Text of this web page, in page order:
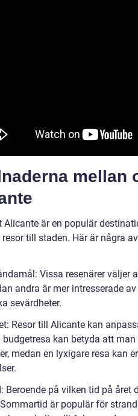
mellan
Alicante är en populär
resor till staden. Här är några
Vissa resenärer
andra är mer intresserade
sevärdheter.
Resor till Alicante kan
budgetresa kan betyda att
medan en lyxigare resa kan
Beroende på vilken tid på året
är populär för